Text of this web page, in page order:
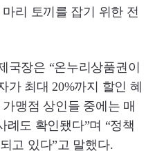
리 토끼를 잡기 위한 전
국장은 “온누리상품권이
가 최대 20%까지 할인 혜
맹점 상인들 중에는 매
례도 확인됐다”며 “정책
고 있다”고 말했다.